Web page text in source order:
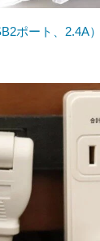
ポート、2.4A）